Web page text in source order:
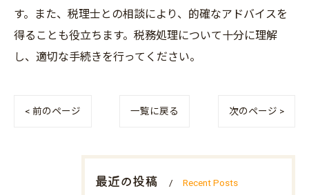
す。また、税理士との相談により、的確なアドバイスを
得ることも役立ちます。税務処理について十分に理解
し、適切な手続きを行ってください。
< 前のページ 一覧に戻る 次のページ >
最近の投稿 Recent Posts